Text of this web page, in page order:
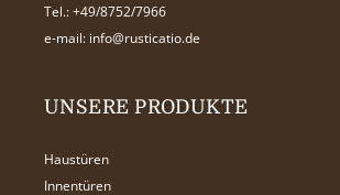
Tel.: +49/8752/7966
e-mail: info@rusticatio.de
UNSERE PRODUKTE
Haustüren
Innentüren